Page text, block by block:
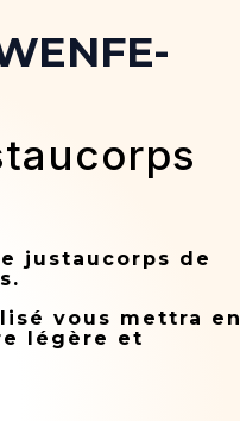
justaucorps de
vous mettra en
légère et